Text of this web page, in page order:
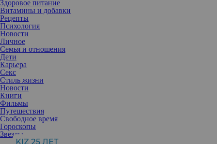
Здоровое питание
Витамины и добавки
Рецепты
Психология
Новости
Личное
Семья и отношения
Дети
Карьера
Секс
Стиль жизни
Новости
Книги
Фильмы
Путешествия
Свободное время
Гороскопы
Звезды
KIZ 25 ЛЕТ
Как ни странно, прыщи на голове — весьма распространенное
явление. Просто об этом не все предпочитают говорить. Однако
удивляться здесь нечему, на голове такая же кожа, как и везде, и
прыщи могут появиться практически на любом ее участке.
На коже головы есть такие же сальные железы, и они работают
так же, как и на лице. Если возникают проблемы, то все это